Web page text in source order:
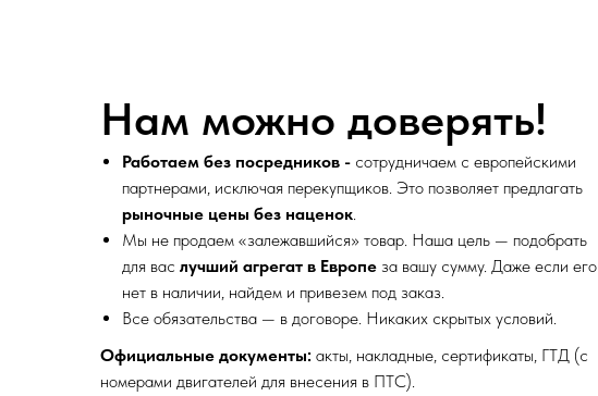
Нам можно доверять!
Работаем без посредников - сотрудничаем с европейскими
партнерами, исключая перекупщиков. Это позволяет предлагать
рыночные цены без наценок.
Мы не продаем «залежавшийся» товар. Наша цель — подобрать
для вас лучший агрегат в Европе за вашу сумму. Даже если его
нет в наличии, найдем и привезем под заказ.
Все обязательства — в договоре. Никаких скрытых условий.
Официальные документы: акты, накладные, сертификаты, ГТД (с
номерами двигателей для внесения в ПТС).